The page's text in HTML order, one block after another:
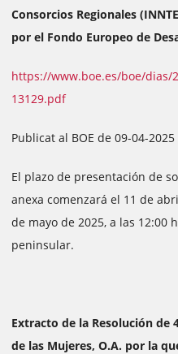
Consorcios Regionales
por el Fondo Europeo de
https://www.boe.es/boe/dias/
13129.pdf
Publicat al BOE de 09-04-2025
El plazo de presentación de
anexa comenzará el 11 de
de mayo de 2025, a las 12:00
peninsular.
Extracto de la Resolución
de las Mujeres, O.A. por la